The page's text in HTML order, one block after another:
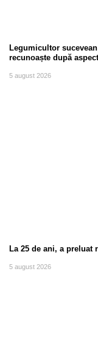
Legumicultor
recunoaște după aspect
5 august 2026
La 25 de ani, a preluat
5 august 2026